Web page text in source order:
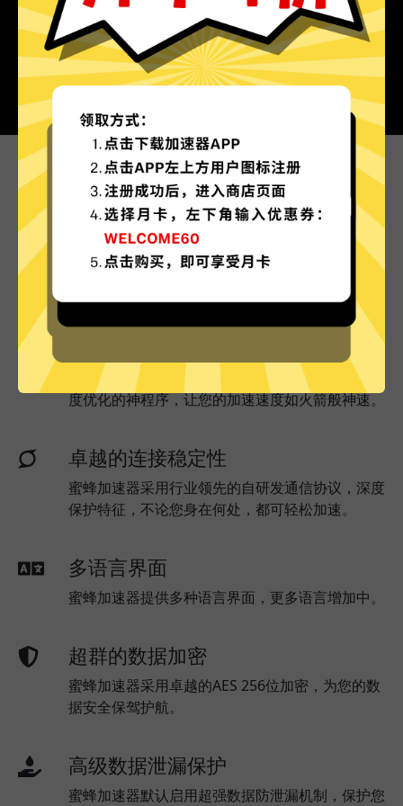
为什么选择蜜蜂加速器?
更多服务器地区选择
蜜蜂加速器现已拥有超多加速服务器节点，并且还
蜜蜂加速器已为所有蜜蜂加速器服务器部署实时速
度优化的神程序，让您的加速速度如火箭般神速。
卓越的连接稳定性
蜜蜂加速器采用行业领先的自研发通信协议，深度
保护特征，不论您身在何处，都可轻松加速。
多语言界面
蜜蜂加速器提供多种语言界面，更多语言增加中。
超群的数据加密
蜜蜂加速器采用卓越的AES 256位加密，为您的数
据安全保驾护航。
高级数据泄漏保护
蜜蜂加速器默认启用超强数据防泄漏机制，保护您